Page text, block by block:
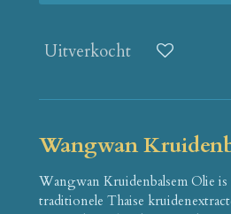
Uitverkocht
Wangwan
Wangwan Kruidenbalsem Olie is
traditionele Thaise